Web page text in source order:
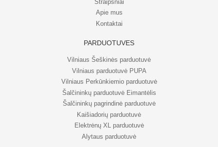
Straipsniai
Apie mus
Kontaktai
PARDUOTUVĖS
Vilniaus Šeškinės parduotuvė
Vilniaus parduotuvė PUPA
Vilniaus Perkūnkiemio parduotuvė
Šalčininkų parduotuvė Eimantėlis
Šalčininkų pagrindinė parduotuvė
Kaišiadorių parduotuvė
Elektrėnų XL parduotuvė
Alytaus parduotuvė